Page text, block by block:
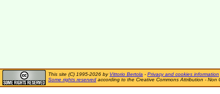
This site (C) 1995-2026 by Vittorio Bertola - Privacy and cookies information
Some rights reserved according to the Creative Commons Attribution - Non